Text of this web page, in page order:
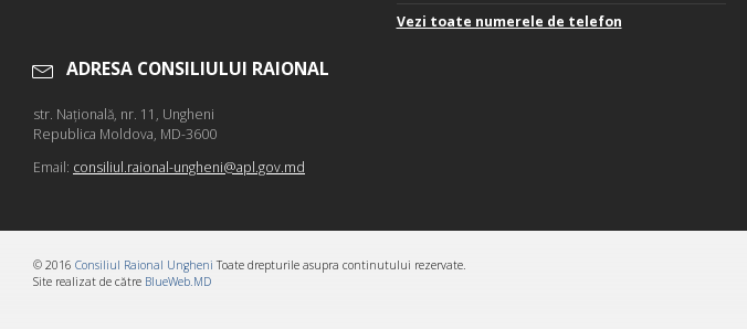
Vezi toate numerele de telefon
ADRESA CONSILIULUI RAIONAL
str. Naţională, nr. 11, Ungheni
Republica Moldova, MD-3600
Email: consiliul.raional-ungheni@apl.gov.md
© 2016 Consiliul Raional Ungheni Toate drepturile asupra continutului rezervate.
Site realizat de către BlueWeb.MD